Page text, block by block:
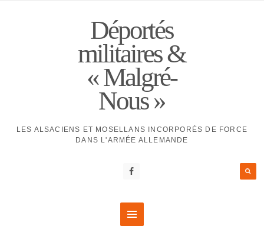
Déportés
militaires &
« Malgré-
Nous »
LES ALSACIENS ET MOSELLANS INCORPORÉS DE FORCE
DANS L'ARMÉE ALLEMANDE